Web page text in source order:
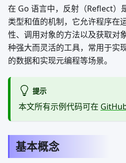
在 Go 语言中，反射（Reflect）
类型和值的机制，它允许程序在
性、调用对象的方法以及获取对
种强大而灵活的工具，常用于实
的数据和实现元编程等场景。
提示
本文所有示例代码可在
基本概念